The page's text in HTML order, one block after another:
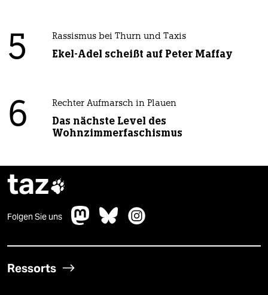
5 Rassismus bei Thurn und Taxis
Ekel-Adel scheißt auf Peter Maffay
6 Rechter Aufmarsch in Plauen
Das nächste Level des
Wohnzimmerfaschismus
taz
Folgen Sie uns
Ressorts